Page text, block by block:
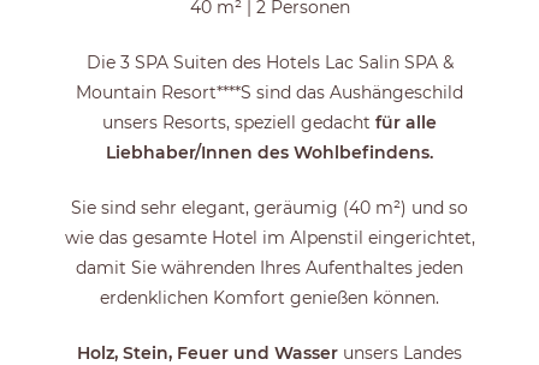
40 m² | 2 Personen
Die 3 SPA Suiten des Hotels Lac Salin SPA &
Mountain Resort****S sind das Aushängeschild
unsers Resorts, speziell gedacht für alle
Liebhaber/Innen des Wohlbefindens.
Sie sind sehr elegant, geräumig (40 m²) und so
wie das gesamte Hotel im Alpenstil eingerichtet,
damit Sie währenden Ihres Aufenthaltes jeden
erdenklichen Komfort genießen können.
Holz, Stein, Feuer und Wasser unsers Landes